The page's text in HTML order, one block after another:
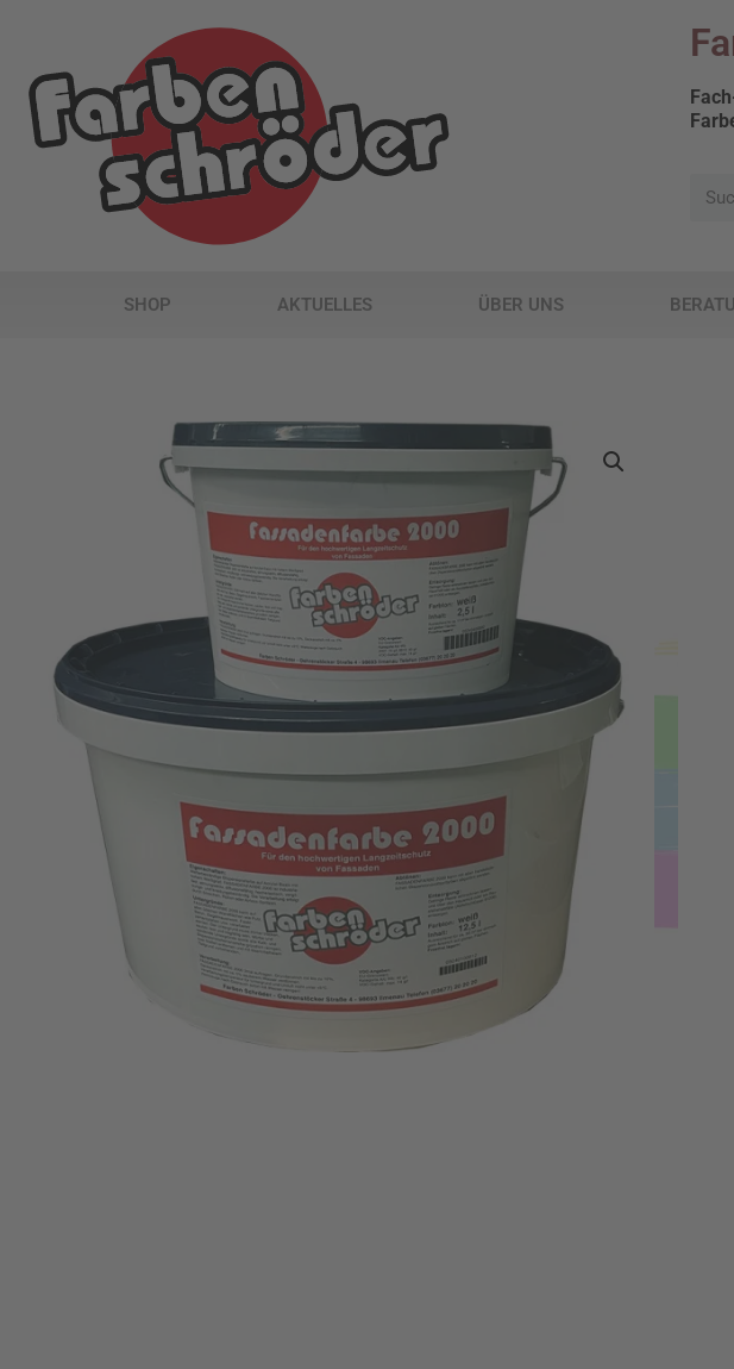
SHOP AKTUELLES ÜBER UNS